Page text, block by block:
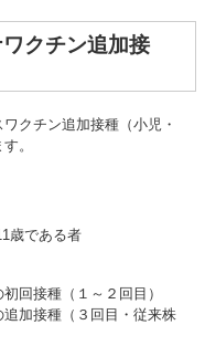
クチン追加接
クチン追加接種（小児・
。
歳である者
回接種（１～２回目）
加接種（３回目・従来株